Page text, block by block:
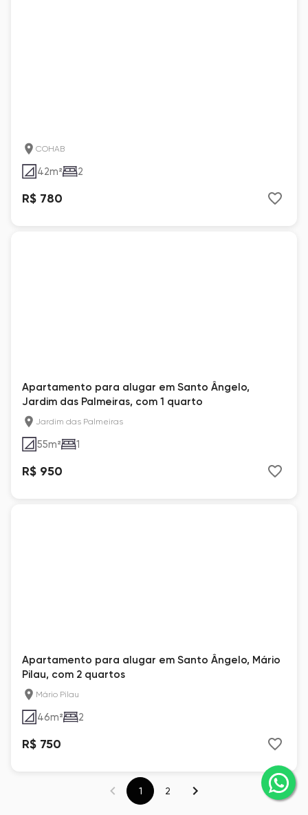
COHAB
42m² 2
R$ 780
Apartamento para alugar em Santo Ângelo,
Jardim das Palmeiras, com 1 quarto
Jardim das Palmeiras
55m² 1
R$ 950
Apartamento para alugar em Santo Ângelo, Mário
Pilau, com 2 quartos
Mário Pilau
46m² 2
R$ 750
1 2